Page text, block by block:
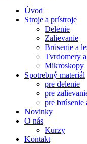
Úvod
Stroje a prístroje
Delenie
Zalievanie
Brúsenie a
Tvrdomery
Mikroskopy
Spotrebný materiál
pre delenie
pre
pre brúsenie
Novinky
O nás
Kurzy
Kontakt